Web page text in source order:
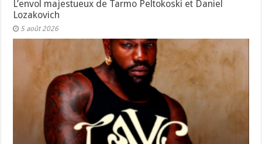
L’envol majestueux de Tarmo Peltokoski et Daniel
Lozakovich
5 août 2026